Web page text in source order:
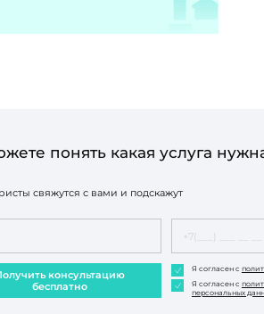
понять какая услуга
свяжутся с вами и подскажут
консультацию
бесплатно
Я согласен с
Я согласен с
персональных